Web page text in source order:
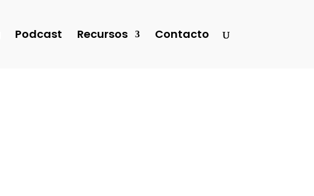
Podcast Recursos Contacto